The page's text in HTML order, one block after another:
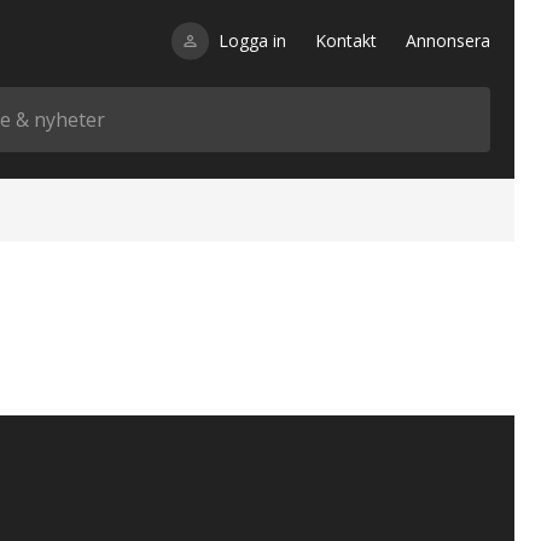
Logga in Kontakt Annonsera